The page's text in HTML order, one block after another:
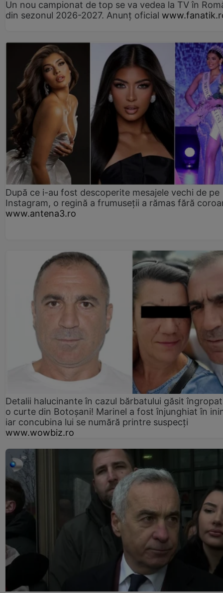
Un nou campionat de top se va vedea la TV în
din sezonul 2026-2027. Anunț oficial
După ce i-au fost descoperite mesajele vechi de pe
Instagram, o regină a frumuseții a rămas fără
www.antena3.ro
Detalii halucinante în cazul bărbatului găsit
o curte din Botoșani! Marinel a fost înjunghiat în
iar concubina lui se numără printre suspecți
www.wowbiz.ro